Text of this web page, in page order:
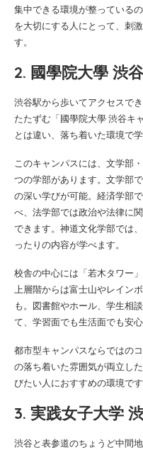
集中できる環境が整っている
を大切にする人にとって、刺
す。
2. 國學院大學 渋
渋谷駅から歩いてアクセスで
たたずむ「國學院大學 渋谷キ
とは違い、落ち着いた環境で
このキャンパスには、文学部
つの学部があります。文学部
の深い学びが可能。経済学部
べ、法学部では政治や法律に
できます。神道文化学部では
ったりの内容が学べます。
校舎の中心には「若木タワー
上層階からは富士山やレイン
も。図書館やホール、学生相
て、学習面でも生活面でも安心
都市型キャンパスならではの
の落ち着いた雰囲気が両立し
びたい人におすすめの環境です
3. 実践女子大学
渋谷と表参道のちょうど中間